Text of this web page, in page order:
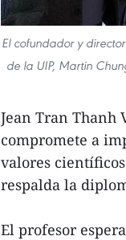
El cofundador y
de la UIP, Martin
Jean Tran Thanh
compromete a
valores
respalda la
El profesor